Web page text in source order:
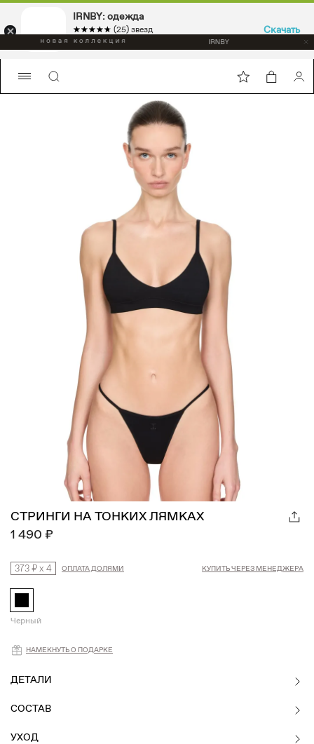
СТРИНГИ НА ТОНКИХ ЛЯМКАХ
1 490 ₽
373 ₽x 4 ОПЛАТА ДОЛЯМИ КУПИТЬ ЧЕРЕЗ МЕНЕДЖЕРА
Черный
Намекнуть о подарке
НАМЕКНУТЬ О ПОДАРКЕ
ДЕТАЛИ
СОСТАВ
УХОД
IRNBY: одежда
☆☆☆☆☆
★★★★★ (25) звезд
Sport & casual, аксессуары
Скачать